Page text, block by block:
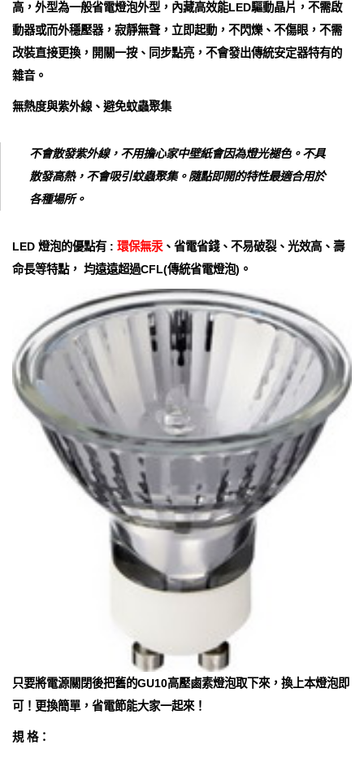
高，外型為一般省電燈泡外型，內藏高效能LED驅動晶片，不需啟
動器或而外穩壓器，寂靜無聲，立即起動，不閃爍、不傷眼，不需
改裝直接更換，開關一按、同步點亮，不會發出傳統安定器特有的
雜音。
無熱度與紫外線、避免蚊蟲聚集
不會散發紫外線，不用擔心家中壁紙會因為燈光褪色。不具
散發高熱，不會吸引蚊蟲聚集。隨點即開的特性最適合用於
各種場所。
LED 燈泡的優點有 : 環保無汞、省電省錢、不易破裂、光效高、壽
命長等特點， 均遠遠超過CFL(傳統省電燈泡)。
只要將電源關閉後把舊的GU10高壓鹵素燈泡取下來，換上本燈泡即
可！更換簡單，省電節能大家一起來！
規 格：